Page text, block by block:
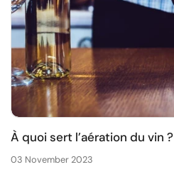
À quoi sert l’aération du vin ?
03 November 2023